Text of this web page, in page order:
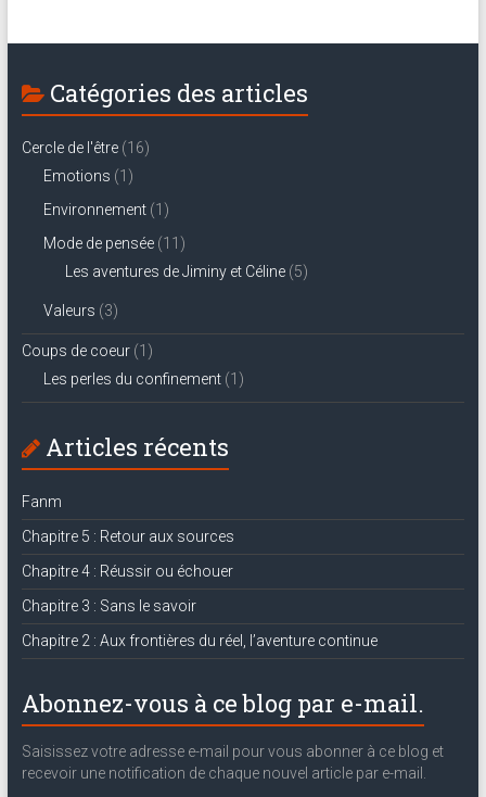
Catégories des articles
Cercle de l'être(16)
Emotions (1)
Environnement(1)
Mode de pensée(11)
Les aventures de Jiminy et Céline(5)
Valeurs (3)
Coups de coeur(1)
Les perles du confinement(1)
Articles récents
Fanm
Chapitre 5 : Retour aux sources
Chapitre 4 : Réussir ou échouer
Chapitre 3 : Sans le savoir
Chapitre 2 : Aux frontières du réel, l’aventure continue
Abonnez-vous à ce blog par e-mail.
Saisissez votre adresse e-mail pour vous abonner à ce blog et
recevoir une notification de chaque nouvel article par e-mail.